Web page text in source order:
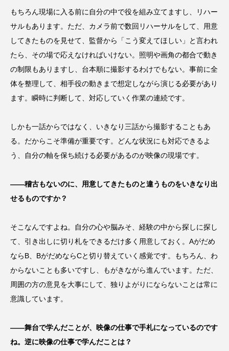
もちろん現場に入る前に自分の中で役を組み立てますし、リハー
サルもあります。ただ、カメラ前で数回リハーサルをして、用意
してきたものを見せて、監督から「こう変えてほしい」と言われ
たら、その場で応えなければいけない。照明や画角の都合で動き
の制限もありますし、台本順に撮影するわけでもない。事前に全
体を整理して、相手役の動きまで想定しながら演じる必要があり
ます。瞬時に判断して、対応していく作業の連続です。
しかも一話からではなく、いきなり三話から撮影することもあ
る。だからこそ準備が重要です。どんな状況にも対応できるよ
う、自分の軸を保ち続ける必要があるのが映像の現場です。
――稽古もないのに、用意してきたものと違うものをいきなり出
せるものですか？
そこなんですよね。自分の心や脳みそ、経験の中から探しに探し
て、引き出しに切り札をできるだけ多く用意しておく。Aがだめ
ならB、BがだめならCと切り替えていく感覚です。もちろん、わ
からないことも多いですし、もがきながら進んでいます。ただ、
周囲の方の意見を大事にして、独りよがりにならないことは常に
意識しています。
――舞台で学んだことが、映像の仕事で手札になっているのです
ね。逆に映像の仕事で学んだことは？